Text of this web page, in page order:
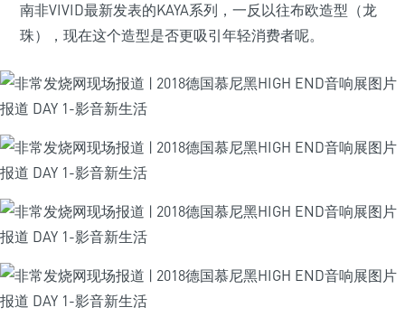
南非VIVID最新发表的KAYA系列，一反以往布欧造型（龙
珠），现在这个造型是否更吸引年轻消费者呢。